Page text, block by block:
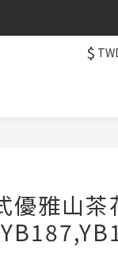
$
優雅山茶